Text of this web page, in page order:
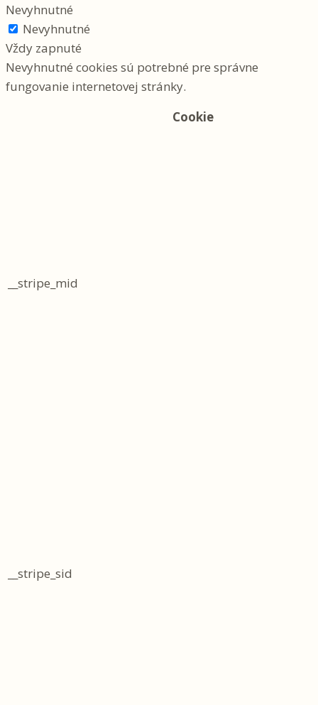
Nevyhnutné
Nevyhnutné
Vždy zapnuté
Nevyhnutné cookies sú potrebné pre správne
fungovanie internetovej stránky.
Cookie
__stripe_mid
__stripe_sid